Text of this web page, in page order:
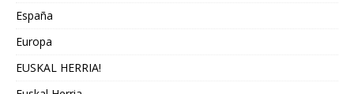
España
Europa
EUSKAL HERRIA!